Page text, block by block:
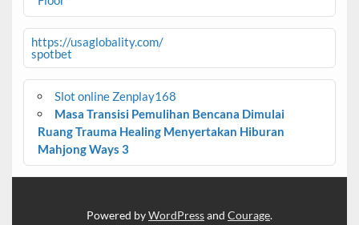
https://usaglobality.com/
spotbet
Slot online Zenplay168
Masa Transisi Pemulihan Bencana Dimulai
Ruang Trauma Healing Menyertakan Hiburan
Mahjong Ways 3
Powered byWordPressand Courage.